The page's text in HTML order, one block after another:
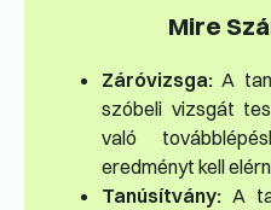
Mire
Záróvizsga: A
szóbeli vizsgát
való
eredményt kell
Tanúsítvány: A